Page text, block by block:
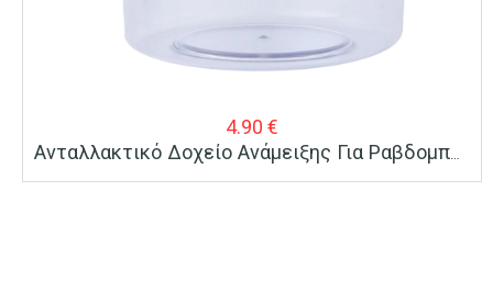
4.90 €
Ανταλλακτικό Δοχείο Ανάμειξης Για Ραβδομπλέντερ BRUNO BRN-0093